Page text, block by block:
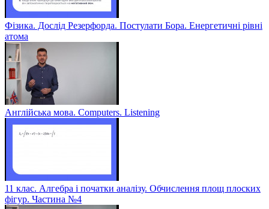
Фізика. Дослід Резерфорда. Постулати Бора. Енергетичні рівні
атома
Англійська мова. Computers. Listening
11 клас. Алгебра і початки аналізу. Обчислення площ плоских
фігур. Частина №4